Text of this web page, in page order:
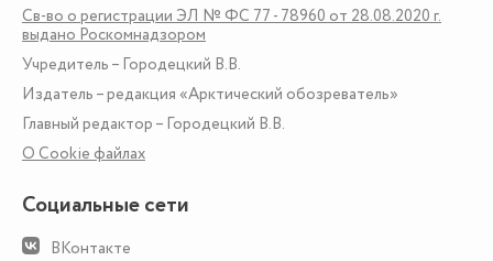
Св-во о регистрации ЭЛ № ФС 77 - 78960 от 28.08.2020 г.
выдано Роскомнадзором
Учредитель – Городецкий В.В.
Издатель – редакция «Арктический обозреватель»
Главный редактор – Городецкий В.В.
О Сookie файлах
Социальные сети
ВКонтакте